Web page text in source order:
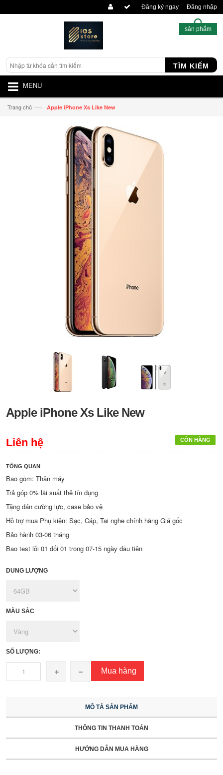
Đăng ký ngay Đăng nhập
TÌM KIẾM
sản phẩm
MENU
Trang chủ —› Apple iPhone Xs Like New
Apple iPhone Xs Like New
CÒN HÀNG
Liên hệ
TỔNG QUAN
Bao gồm: Thân máy
Trả góp 0% lãi suất thẻ tín dụng
Tặng dán cường lực, case bảo vệ
Hỗ trợ mua Phụ kiện: Sạc, Cáp, Tai nghe chính hãng Giá gốc
Bảo hành 03-06 tháng
Bao test lỗi 01 đổi 01 trong 07-15 ngày đầu tiên
DUNG LƯỢNG
MÀU SẮC
SỐ LƯỢNG:
Mua hàng
MÔ TẢ SẢN PHẨM
THÔNG TIN THANH TOÁN
HƯỚNG DẪN MUA HÀNG